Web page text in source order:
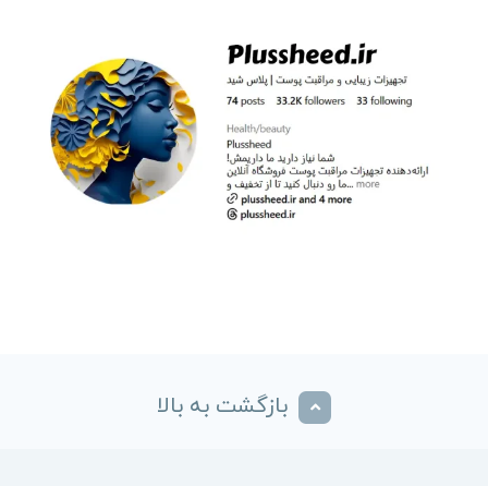
بازگشت به بالا